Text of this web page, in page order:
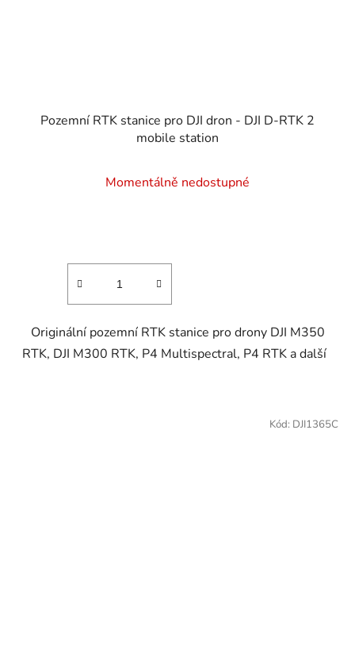
Pozemní RTK stanice pro DJI dron - DJI D-RTK 2
mobile station
Momentálně nedostupné
Originální pozemní RTK stanice pro drony DJI M350
RTK, DJI M300 RTK, P4 Multispectral, P4 RTK a další
Kód: DJI1365C